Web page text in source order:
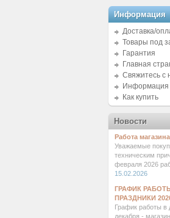
Информация
Доставка/
Товары под
Гарантия
Главная
Свяжитесь с
Информация
Как купить
Новости
Работа
Уважаемые
техническим
февраля 2026
15.02.2026
ГРАФИК
ПРАЗДНИКИ
График работы в
декабря -